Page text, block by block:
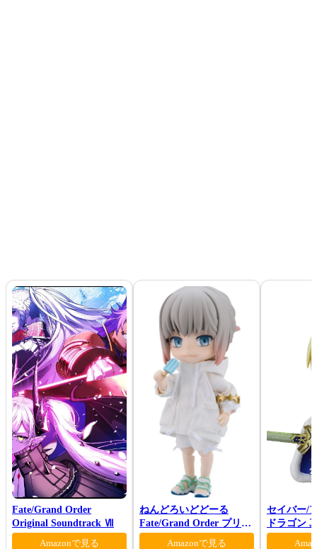
Fate/Grand Order
Original Soundtrack Ⅶ
Amazonで見る
ねんどろいどどーる
Fate/Grand Order プリテ
ンダー/オベロン 爽やかサ
Amazonで見る
セイバー/
ドラゴン